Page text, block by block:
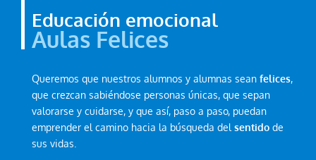
Educación emocional
Aulas Felices
Queremos que nuestros alumnos y alumnas sean felices,
que crezcan sabiéndose personas únicas, que sepan
valorarse y cuidarse, y que así, paso a paso, puedan
emprender el camino hacia la búsqueda del sentido de
sus vidas.